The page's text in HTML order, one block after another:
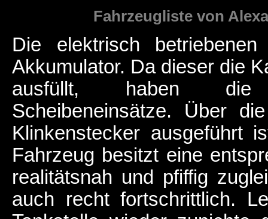
Fahrzeugliste von
Die elektrisch
Akkumulator. Da dieser die
ausfüllt, haben die
Scheibeneinsätze. Über
Klinkenstecker ausgeführt
Fahrzeug besitzt eine
realitätsnah und pfiffig
auch recht fortschrittlich.